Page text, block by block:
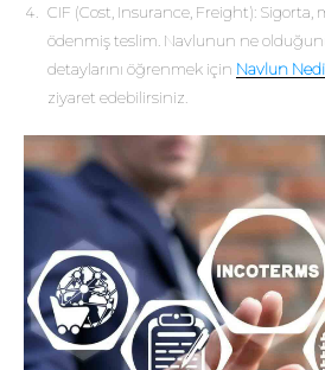
CIF (Cost, Insurance, Freight): Sigorta,
ödenmiş teslim. Navlunun ne
detaylarını öğrenmek için Navlun
ziyaret edebilirsiniz.